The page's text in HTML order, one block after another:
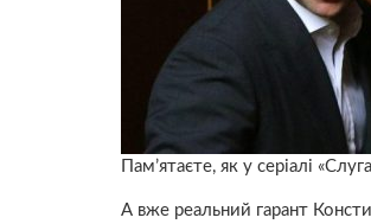
Пам’ятаєте, як у серіалі
А вже реальний гарант